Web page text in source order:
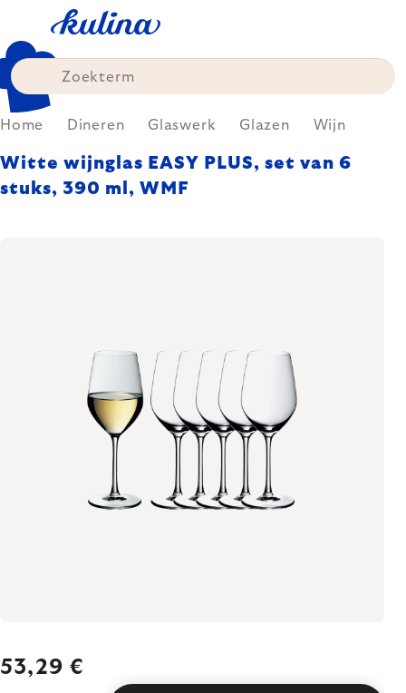
content
Home Dineren Glaswerk Glazen Wijn
Witte wijnglas EASY PLUS, set van 6
stuks, 390 ml, WMF
53,29 €